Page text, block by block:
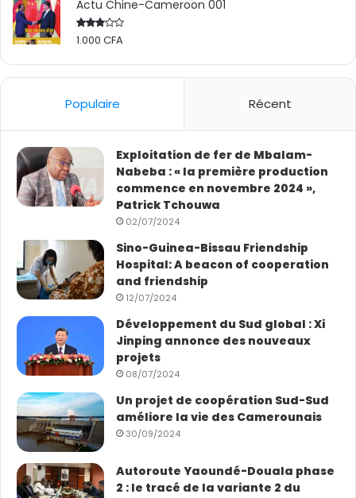
Actu Chine-Cameroon 001
Rated
1.000 CFA
Populaire Récent
Exploitation de fer de Mbalam-
Nabeba : « la première production
commence en novembre 2024 »,
Patrick Tchouwa
02/07/2024
Sino-Guinea-Bissau Friendship
Hospital: A beacon of cooperation
and friendship
12/07/2024
Développement du Sud global : Xi
Jinping annonce des nouveaux
projets
08/07/2024
Un projet de coopération Sud-Sud
améliore la vie des Camerounais
30/09/2024
Autoroute Yaoundé-Douala phase
2 : le tracé de la variante 2 du